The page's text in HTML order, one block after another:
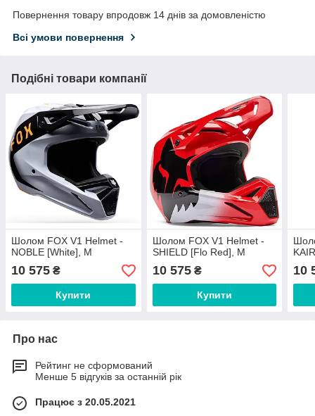
Повернення товару впродовж 14 днів за домовленістю
Всі умови повернення
Подібні товари компанії
Шолом FOX V1 Helmet -
NOBLE [White], M
10 575 ₴
Купити
Шолом FOX V1 Helmet -
SHIELD [Flo Red], M
10 575₴
Купити
10
Про нас
Рейтинг не сформований
Менше 5 відгуків за останній рік
Працює з 20.05.2021